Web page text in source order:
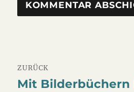
ZURÜCK
Vorheriger
Mit Bilderbüchern